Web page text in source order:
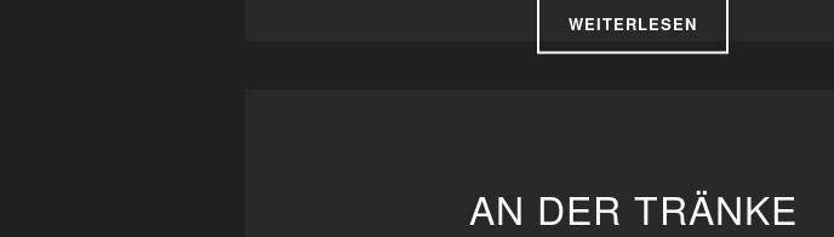
WEITERLESEN
AN DER TRÄNKE